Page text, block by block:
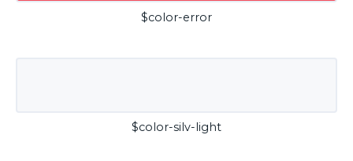
$color-error
$color-silv-light